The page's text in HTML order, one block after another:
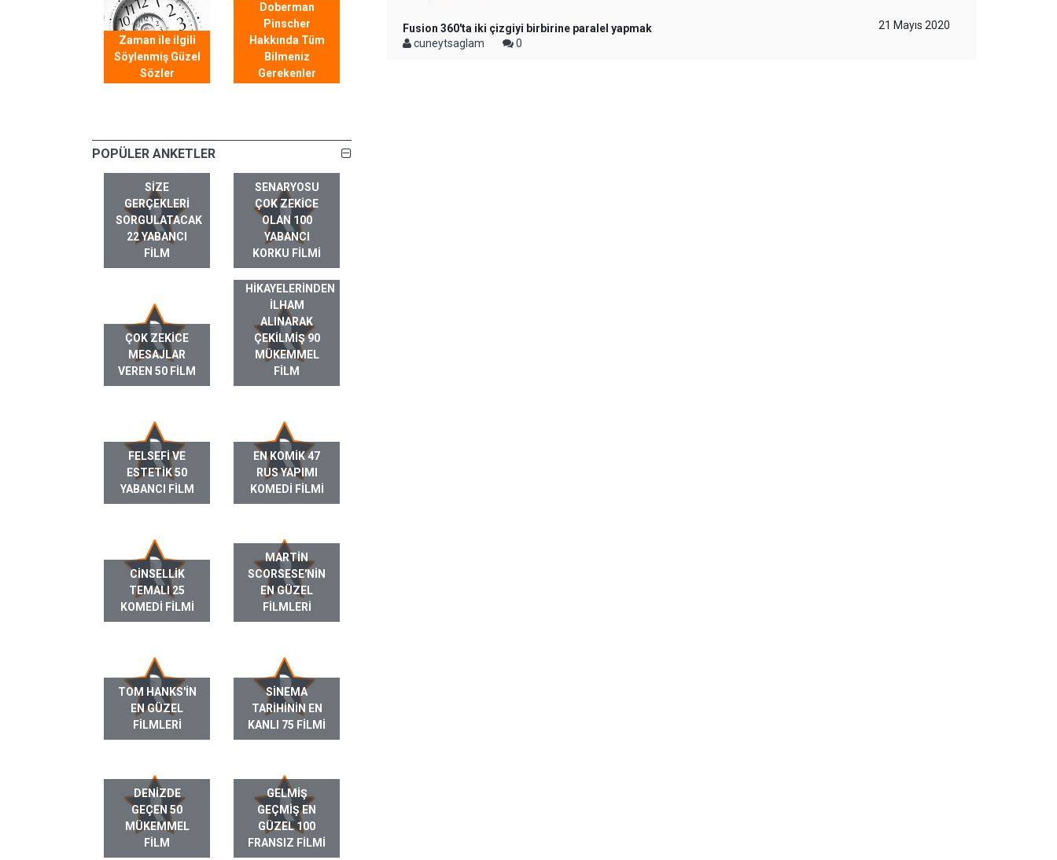
Zaman ile ilgili
Söylenmiş Güzel
Sözler
Doberman
Pinscher
Hakkında Tüm
Bilmeniz
Gerekenler
POPÜLER ANKETLER
SIZE
GERÇEKLERI
SORGULATACAK
22 YABANCI
FILM
SENARYOSU
ÇOK ZEKICE
OLAN 100
YABANCI
KORKU FILMI
ÇOK ZEKICE
MESAJLAR
VEREN 50 FILM
GERÇEK HAYAT
HIKAYELERINDEN
ILHAM
ALINARAK
ÇEKILMIŞ 90
MÜKEMMEL
FILM
FELSEFI VE
ESTETIK 50
YABANCI FILM
EN KOMIK 47
RUS YAPIMI
KOMEDI FILMI
CINSELLIK
TEMALI 25
KOMEDI FILMI
MARTIN
SCORSESE'NIN
EN GÜZEL
FILMLERI
TOM HANKS'IN
EN GÜZEL
FILMLERI
SINEMA
TARIHININ EN
KANLI 75 FILMI
DENIZDE
GEÇEN 50
MÜKEMMEL
FILM
GELMIŞ
GEÇMIŞ EN
GÜZEL 100
FRANSIZ FILMI
Fusion 360'ta iki çizgiyi birbirine paralel yapmak
cuneytsaglam
0
21 Mayıs 2020